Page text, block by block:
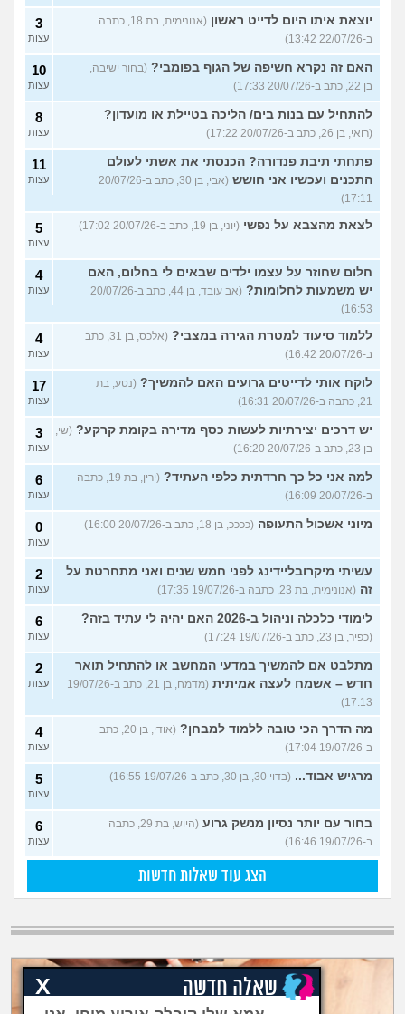
יוצאת איתו היום לדייט ראשון
(אנונימית, בת 18, כתבה
ב-22/07/26 13:42)
3
עצות
האם זה נקרא חשיפה של הגוף בפומבי? (בחור ישיבה,
בן 22, כתב ב-20/07/26 17:33)
10
עצות
להתחיל עם בנות בים/ הליכה בטיילת או מועדון?
(רואי, בן 26, כתב ב-20/07/26 17:22)
8
עצות
פתחתי תיבת פנדורה? הכנסתי את אשתי לעולם
התכנים ועכשיו אני חושש
(אבי, בן 30, כתב ב-20/07/26
17:11)
11
עצות
לצאת מהצבא על נפשי (יוני, בן 19, כתב ב-20/07/26 17:02) 5
עצות
חלום שחוזר על עצמו ילדים שבאים לי בחלום, האם
יש משמעות לחלומות?
(אב עובד, בן 44, כתב ב-20/07/26
16:53)
4
עצות
ללמוד סיעוד למטרת הגירה במצבי?
(אלכס, בן 31, כתב
ב-20/07/26 16:42)
4
עצות
לוקח אותי לדייטים גרועים האם להמשיך? (נטע, בת
21, כתבה ב-20/07/26 16:31)
17
עצות
יש דרכים יצירתיות לעשות כסף מדירה בקומת קרקע? (שי,
בן 23, כתב ב-20/07/26 16:20)
3
עצות
למה אני כל כך חרדתית כלפי העתיד?
(ירין, בת 19, כתבה
ב-20/07/26 16:09)
6
עצות
מיוני אשכול התעופה (ככככ, בן 18, כתב ב-20/07/26 16:00) 0
עצות
עשיתי מיקרובליידינג לפני חמש שנים ואני מתחרטת על
זה (אנונימית, בת 23, כתבה ב-19/07/26 17:35)
2
עצות
לימודי כלכלה וניהול ב-2026 האם יהיה לי עתיד בזה?
(כפיר, בן 23, כתב ב-19/07/26 17:24)
6
עצות
מתלבט אם להמשיך במדעי המחשב או להתחיל תואר
חדש – אשמח לעצה אמיתית
(מדמח, בן 21, כתב ב-19/07/26
17:13)
2
עצות
מה הדרך הכי טובה ללמוד למבחן?
(אודי, בן 20, כתב
ב-19/07/26 17:04)
4
עצות
מרגיש אבוד... (בדוי 30, בן 30, כתב ב-19/07/26 16:55) 5
עצות
בחור עם יותר נסיון מנשק גרוע
(היוש, בת 29, כתבה
ב-19/07/26 16:46)
6
עצות
הצג עוד שאלות חדשות
שאלה חדשה X